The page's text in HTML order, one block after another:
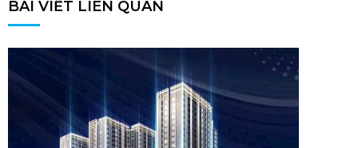
BÀI VIẾT LIÊN QUAN